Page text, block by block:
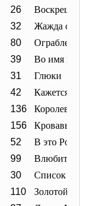
26
Воскрешая
32
Жажда
80
Ограбление
39
Во имя
31
Глюки
42
Кажется, я
136
Королева
156
Кровавый
52
В это
99
Влюбиться
30
Список
110
Золотой век